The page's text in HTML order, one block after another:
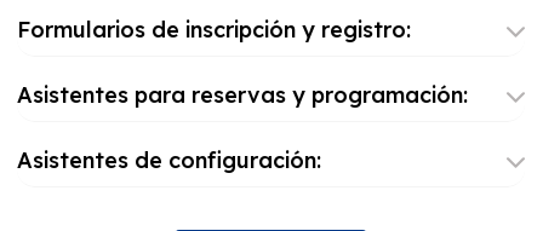
Formularios de inscripción y registro:
Asistentes para reservas y programación:
Asistentes de configuración: